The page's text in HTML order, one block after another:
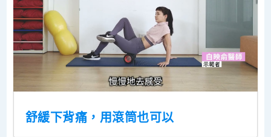
舒緩下背痛，用滾筒也可以